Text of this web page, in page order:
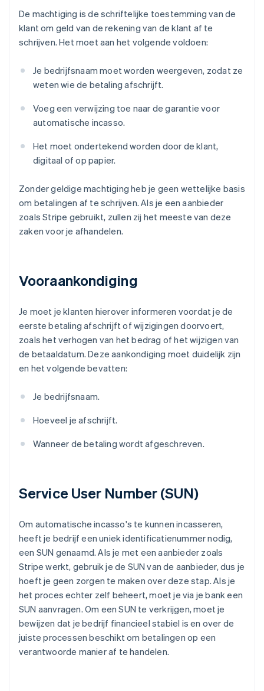
De machtiging is de schriftelijke toestemming van de
klant om geld van de rekening van de klant af te
schrijven. Het moet aan het volgende voldoen:
Je bedrijfsnaam moet worden weergeven, zodat ze
weten wie de betaling afschrijft.
Voeg een verwijzing toe naar de garantie voor
automatische incasso.
Het moet ondertekend worden door de klant,
digitaal of op papier.
Zonder geldige machtiging heb je geen wettelijke basis
om betalingen af te schrijven. Als je een aanbieder
zoals Stripe gebruikt, zullen zij het meeste van deze
zaken voor je afhandelen.
Vooraankondiging
Je moet je klanten hierover informeren voordat je de
eerste betaling afschrijft of wijzigingen doorvoert,
zoals het verhogen van het bedrag of het wijzigen van
de betaaldatum. Deze aankondiging moet duidelijk zijn
en het volgende bevatten:
Je bedrijfsnaam.
Hoeveel je afschrijft.
Wanneer de betaling wordt afgeschreven.
Service User Number (SUN)
Om automatische incasso's te kunnen incasseren,
heeft je bedrijf een uniek identificatienummer nodig,
een SUN genaamd. Als je met een aanbieder zoals
Stripe werkt, gebruik je de SUN van de aanbieder, dus je
hoeft je geen zorgen te maken over deze stap. Als je
het proces echter zelf beheert, moet je via je bank een
SUN aanvragen. Om een SUN te verkrijgen, moet je
bewijzen dat je bedrijf financieel stabiel is en over de
juiste processen beschikt om betalingen op een
verantwoorde manier af te handelen.